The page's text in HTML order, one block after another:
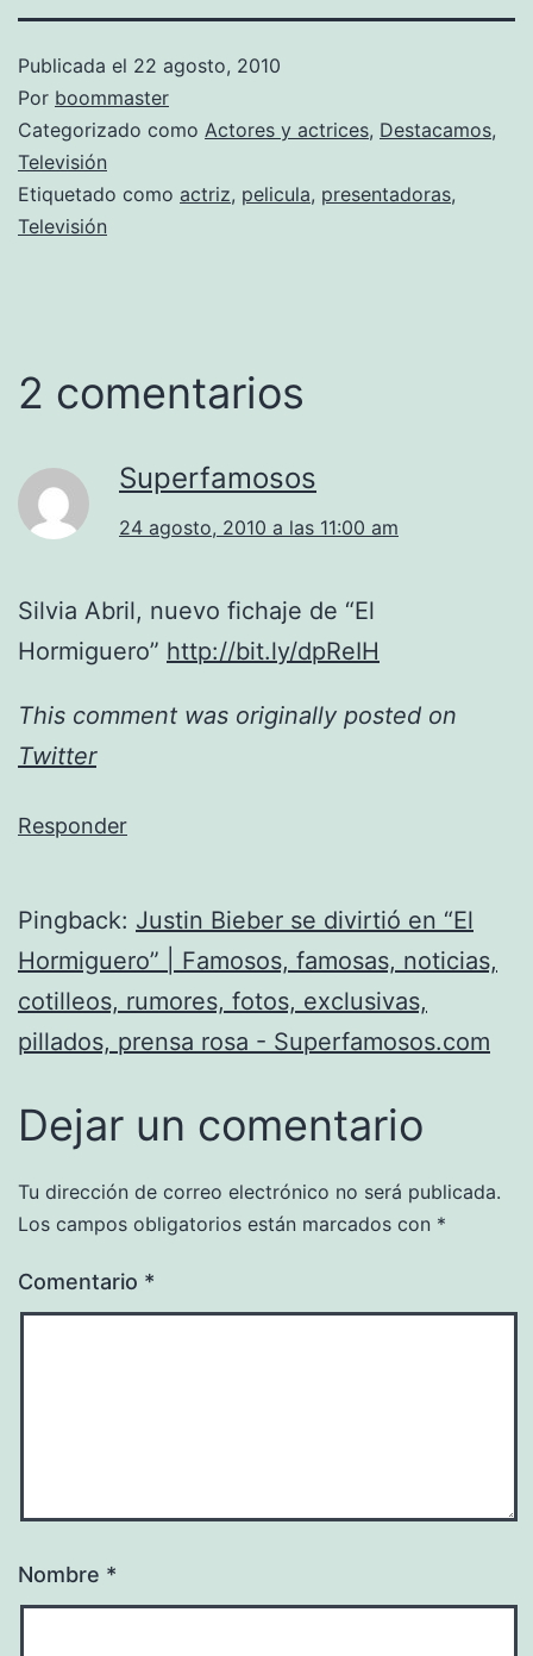
Publicada el 22 agosto, 2010
Por boommaster
Categorizado como Actores y actrices, Destacamos,
Televisión
Etiquetado como actriz, pelicula, presentadoras,
Televisión
2 comentarios
Superfamosos
24 agosto, 2010 a las 11:00 am
Silvia Abril, nuevo fichaje de “El
Hormiguero” http://bit.ly/dpReIH
This comment was originally posted on
Twitter
Responder
Pingback: Justin Bieber se divirtió en “El
Hormiguero” | Famosos, famosas, noticias,
cotilleos, rumores, fotos, exclusivas,
pillados, prensa rosa - Superfamosos.com
Dejar un comentario
Tu dirección de correo electrónico no será publicada.
Los campos obligatorios están marcados con *
Comentario *
Nombre *